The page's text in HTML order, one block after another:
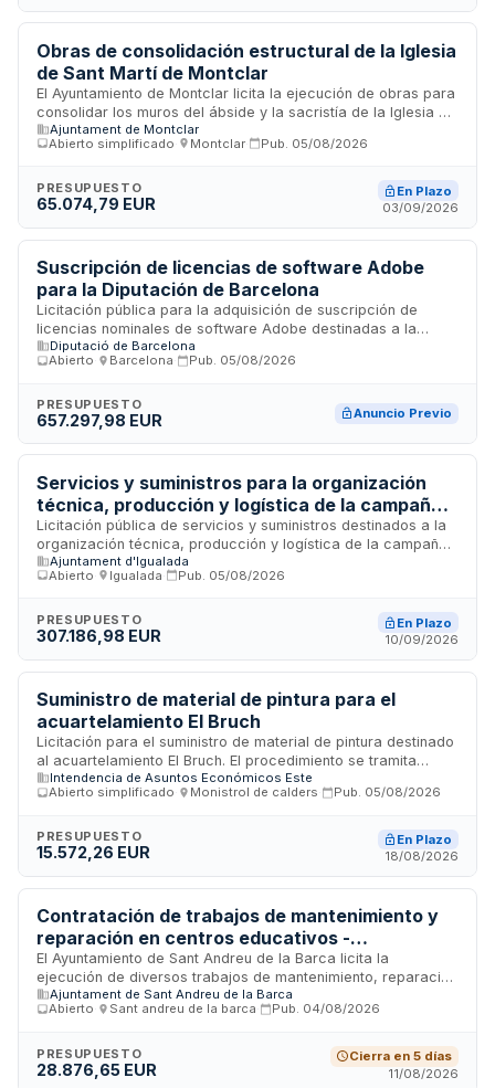
con los objetivos de promoción comercial establecidos.
Obras de consolidación estructural de la Iglesia
de Sant Martí de Montclar
El Ayuntamiento de Montclar licita la ejecución de obras para
consolidar los muros del ábside y la sacristía de la Iglesia de
Sant Martí. Los trabajos comprenden refuerzos estructurales
mediante micropilones y recalce de cimientos en este
fonamentación profunda y cobertura de voltes del mismo
material.
Ajuntament de Montclar
Abierto simplificado
Montclar Pub. 05/08/2026
PRESUPUESTO
65.074,79 EUR
En Plazo
03/09/2026
Suscripción de licencias de software Adobe
para la Diputación de Barcelona
Licitación pública para la adquisición de suscripción de
licencias nominales de software Adobe destinadas a la
Diputació de Barcelona. El contrato incluye el acceso a
herramientas de diseño gráfico, edición de imágenes,
Adobe Creative Cloud. Las licencias serán de uso nominativo
para empleados públicos de la administración provincial.
Esta licitación tiene carácter de anuncio previo y se enmarca
en los procesos de modernización digital de la
administración pública catalana.
Diputació de Barcelona
Abierto
Barcelona Pub. 05/08/2026
PRESUPUESTO
657.297,98 EUR Anuncio Previo
Servicios y suministros para la organización
técnica, producción y logística de la campaña
navideña 2026-2027 de Igualada
Licitación pública de servicios y suministros destinados a la
organización técnica, producción y logística de la campaña
navideña 2026-2027 en la ciudad de Igualada. Comprende
diez lotes que engloban el suministro, instalación y
sonorización e iluminación de actuaciones, decoraciones de
espacios públicos, suministro de árboles navideños,
relacionados con la festividad. El contrato se ejecuta
mediante procedimiento abierto con un presupuesto máximo
establecido y duración que abarca desde octubre de 2026
hasta enero de 2027.
Ajuntament d'Igualada
Abierto
Igualada Pub. 05/08/2026
PRESUPUESTO
307.186,98 EUR
En Plazo
10/09/2026
Suministro de material de pintura para el
acuartelamiento El Bruch
Licitación para el suministro de material de pintura destinado
al acuartelamiento El Bruch. El procedimiento se tramita
mediante un proceso abierto simplificado conforme a la
normativa de contratación del sector público. Los bienes
prescripciones técnicas particulares. El contrato tiene
naturaleza administrativa.
Intendencia de Asuntos Económicos Este
Abierto simplificado
Monistrol de calders Pub. 05/08/2026
PRESUPUESTO
15.572,26 EUR
En Plazo
18/08/2026
Contratación de trabajos de mantenimiento y
reparación en centros educativos -
Ayuntamiento de Sant Andreu de la Barca
El Ayuntamiento de Sant Andreu de la Barca licita la
ejecución de diversos trabajos de mantenimiento, reparación
e instalación en los centros educativos municipales. Las
actuaciones incluyen trabajos correctivos en elementos
colegios, necesarios para garantizar la seguridad y
salubridad antes del inicio del curso escolar 2026-2027. Ante
Ajuntament de Sant Andreu de la Barca
Abierto
Sant andreu de la barca Pub. 04/08/2026
PRESUPUESTO
28.876,65 EUR
Cierra en 5 días
11/08/2026